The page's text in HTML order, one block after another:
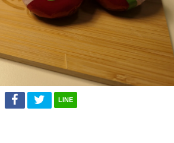
LINE